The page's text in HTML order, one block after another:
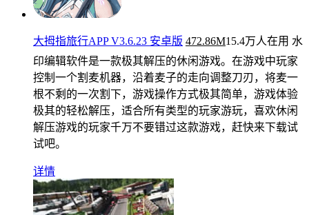
大拇指旅行APP V3.6.23 安卓版 472.86M15.4万人在用 水
印编辑软件是一款极其解压的休闲游戏。在游戏中玩家
控制一个割麦机器，沿着麦子的走向调整刀刃，将麦一
根不剩的一次割下，游戏操作方式极其简单，游戏体验
极其的轻松解压，适合所有类型的玩家游玩，喜欢休闲
解压游戏的玩家千万不要错过这款游戏，赶快来下载试
试吧。
详情